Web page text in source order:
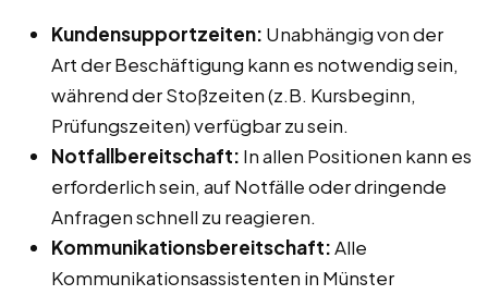
Kundensupportzeiten: Unabhängig von der
Art der Beschäftigung kann es notwendig sein,
während der Stoßzeiten (z.B. Kursbeginn,
Prüfungszeiten) verfügbar zu sein.
Notfallbereitschaft: In allen Positionen kann es
erforderlich sein, auf Notfälle oder dringende
Anfragen schnell zu reagieren.
Kommunikationsbereitschaft:Alle
Kommunikationsassistenten in Münster